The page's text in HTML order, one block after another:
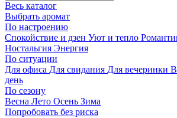
Весь каталог
Выбрать аромат
По настроению
Спокойствие и дзен Уют и тепло
Ностальгия Энергия
По ситуации
Для офиса Для свидания Для вечеринки В
день
По сезону
Весна Лето Осень Зима
Попробовать без риска